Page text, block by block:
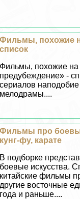
Фильмы, похожие
список
Фильмы, похожие на
предубеждение» -
сериалов наподобие
мелодрамы....
Фильмы про
кунг-фу, карате
В подборке
боевые искусства.
китайские фильмы
другие восточные
года и раньше....